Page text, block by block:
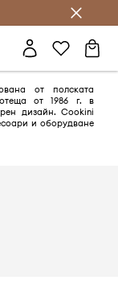
от полската
от 1986 г. в
дизайн. Cookini
и оборудване